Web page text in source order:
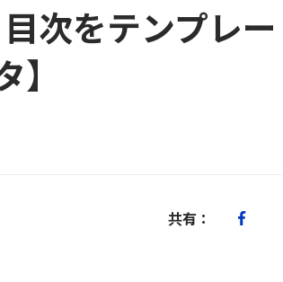
次をテンプレ
共有：